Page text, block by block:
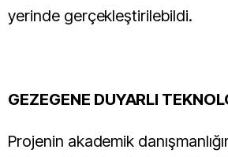
yerinde gerçekleştirilebildi.
GEZEGENE DUYARLI
Projenin akademik